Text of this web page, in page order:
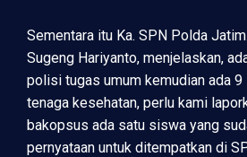
Sementara itu Ka. SPN Polda
Sugeng Hariyanto, menjelaskan,
polisi tugas umum kemudian ada
tenaga kesehatan, perlu kami
bakopsus ada satu siswa yang
pernyataan untuk ditempatkan di